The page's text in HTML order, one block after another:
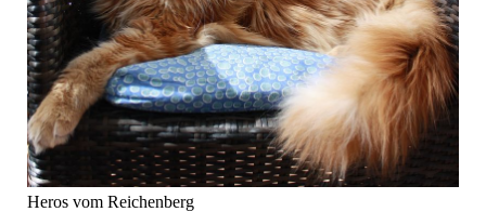
Heros vom Reichenberg